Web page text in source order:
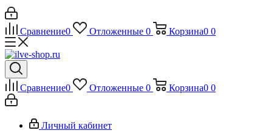
Сравнение0 Отложенные 0 Корзина0 0
Сравнение0 Отложенные 0 Корзина0 0
Личный кабинет